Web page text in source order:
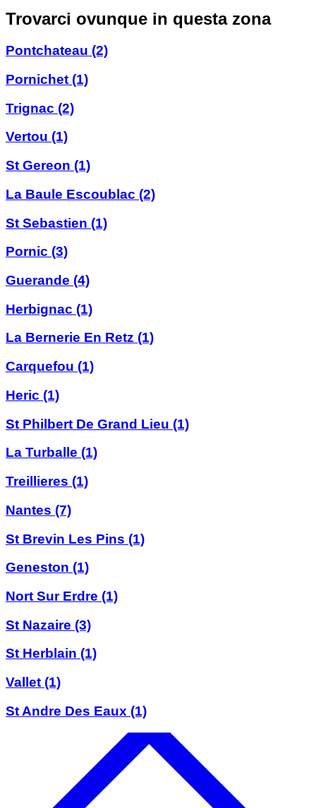
Trovarci ovunque in questa zona
Pontchateau (2)
Pornichet (1)
Trignac (2)
Vertou (1)
St Gereon (1)
La Baule Escoublac (2)
St Sebastien (1)
Pornic (3)
Guerande (4)
Herbignac (1)
La Bernerie En Retz (1)
Carquefou (1)
Heric (1)
St Philbert De Grand Lieu (1)
La Turballe (1)
Treillieres (1)
Nantes (7)
St Brevin Les Pins (1)
Geneston (1)
Nort Sur Erdre (1)
St Nazaire (3)
St Herblain (1)
Vallet (1)
St Andre Des Eaux (1)